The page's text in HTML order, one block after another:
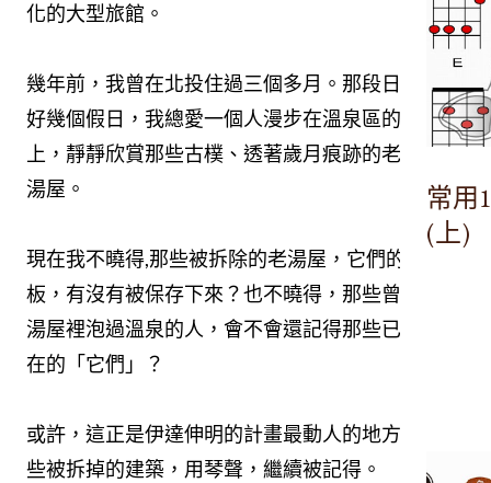
化的大型旅館。
幾年前，我曾在北投住過三個多月。那段日子裡，
好幾個假日，我總愛一個人漫步在溫泉區的小徑
上，靜靜欣賞那些古樸、透著歲月痕跡的老舊木造
湯屋。
現在我不曉得,那些被拆除的老湯屋，它們的木頭門
板，有沒有被保存下來？也不曉得，那些曾經在老
湯屋裡泡過溫泉的人，會不會還記得那些已經不存
在的「它們」？
或許，這正是伊達伸明的計畫最動人的地方,他讓那
些被拆掉的建築，用琴聲，繼續被記得。
常用
(上)